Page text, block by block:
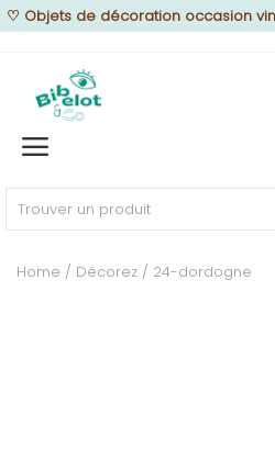
♡ Objets de décoration occasion
Home
MEUBLEZ
Home Décorez 24-dordogne